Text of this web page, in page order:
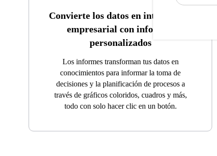
Convierte los datos en inteligencia
empresarial con informes
personalizados
Los informes transforman tus datos en
conocimientos para informar la toma de
decisiones y la planificación de procesos a
través de gráficos coloridos, cuadros y más,
todo con solo hacer clic en un botón.